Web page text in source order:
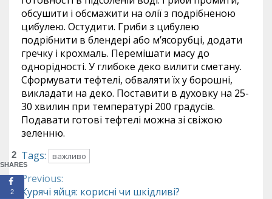
обсушити і обсмажити на олії з подрібненою
цибулею. Остудити. Гриби з цибулею
подрібнити в блендері або м’ясорубці, додати
гречку і крохмаль. Перемішати масу до
однорідності. У глибоке деко вилити сметану.
Сформувати тефтелі, обваляти їх у борошні,
викладати на деко. Поставити в духовку на 25-
30 хвилин при температурі 200 градусів.
Подавати готові тефтелі можна зі свіжою
зеленню.
Tags:
важливо
Continue
Previous:
Курячі яйця: корисні чи шкідливі?
2
SHARES
2